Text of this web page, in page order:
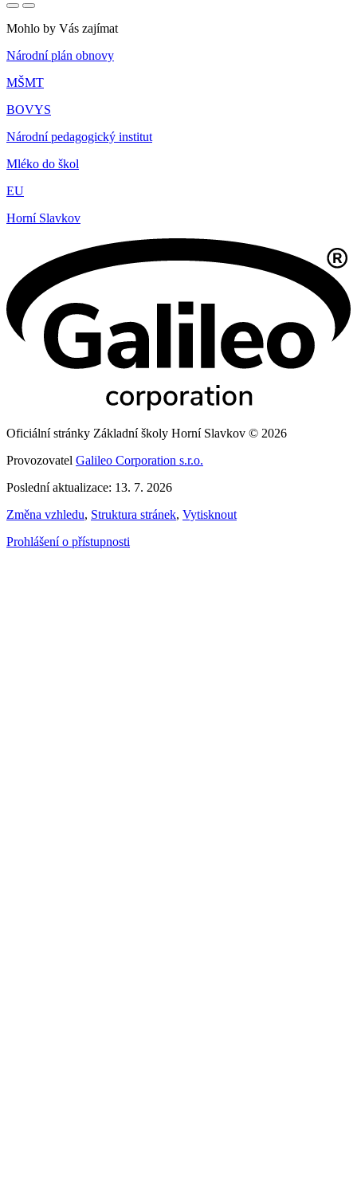
Mohlo by Vás zajímat
Národní plán obnovy
MŠMT
BOVYS
Národní pedagogický institut
Mléko do škol
EU
Horní Slavkov
Oficiální stránky Základní školy Horní Slavkov © 2026
Provozovatel Galileo Corporation s.r.o.
Poslední aktualizace: 13. 7. 2026
Změna vzhledu, Struktura stránek, Vytisknout
Prohlášení o přístupnosti